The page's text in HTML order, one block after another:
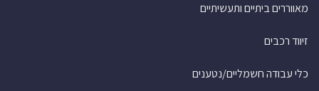
מאווררים ביתיים ותעשיתיים
זיווד רכבים
כלי עבודה חשמליים/נטענים